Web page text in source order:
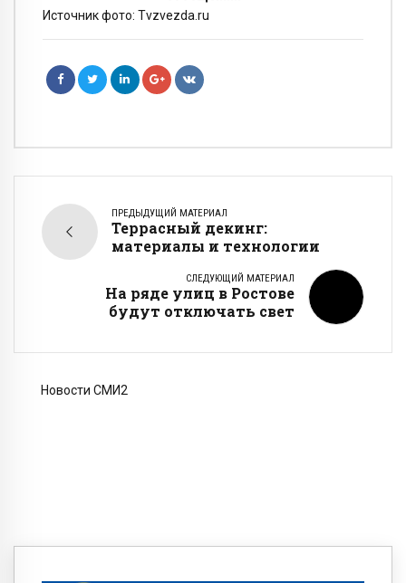
Источник фото: Tvzvezda.ru
ПРЕДЫДУЩИЙ МАТЕРИАЛ
Террасный декинг:
материалы и технологии
СЛЕДУЮЩИЙ МАТЕРИАЛ
На ряде улиц в Ростове
будут отключать свет
Новости СМИ2